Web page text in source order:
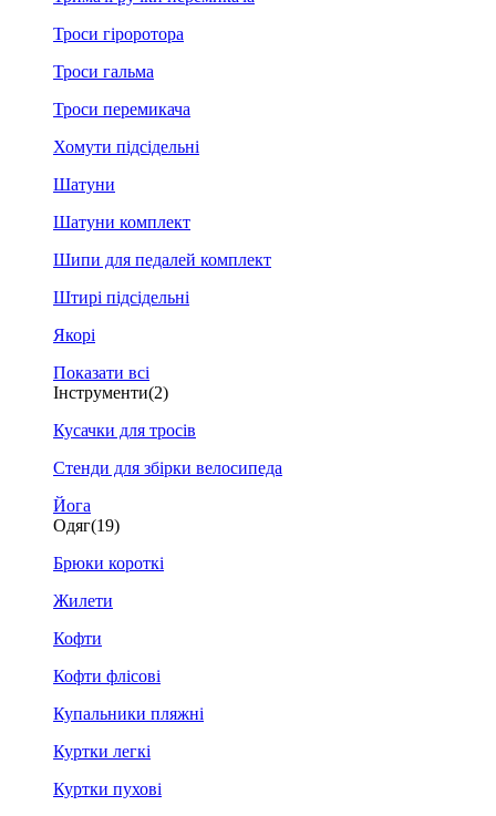
Троси гіроротора
Троси гальма
Троси перемикача
Хомути підсідельні
Шатуни
Шатуни комплект
Шипи для педалей комплект
Штирі підсідельні
Якорі
Показати всі
Інструменти(2)
Кусачки для тросів
Стенди для збірки велосипеда
Йога
Одяг(19)
Брюки короткі
Жилети
Кофти
Кофти флісові
Купальники пляжні
Куртки легкі
Куртки пухові